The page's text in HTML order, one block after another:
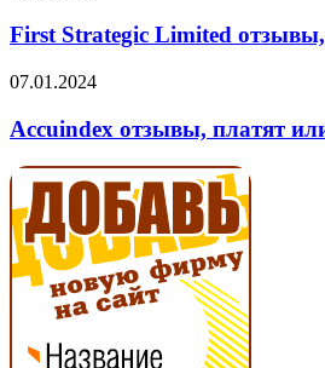
Limited
платят
нет?
First Strategic Limited
Accuindex
платят
или
нет?
07.01.2024
Accuindex отзывы, платят